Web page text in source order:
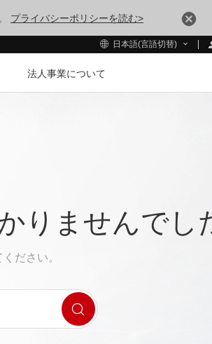
プライバシーポリシーを読む>
日本語(言語切替)
法人事業について
りませんでし
ださい。